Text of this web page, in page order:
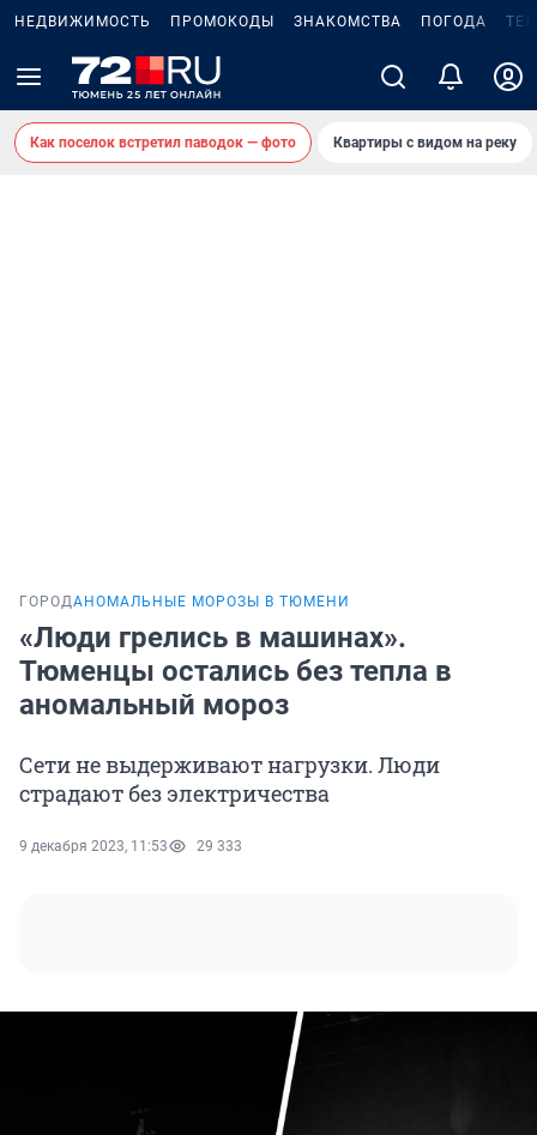
НЕДВИЖИМОСТЬ ПРОМОКОДЫ ЗНАКОМСТВА ПОГОДА
Как поселок встретил паводок — фото Квартиры с видом на реку
ГОРОДАНОМАЛЬНЫЕ МОРОЗЫ В ТЮМЕНИ
«Люди грелись в машинах».
Тюменцы остались без тепла в
аномальный мороз
Сети не выдерживают нагрузки. Люди
страдают без электричества
9 декабря 2023, 11:53 29 333